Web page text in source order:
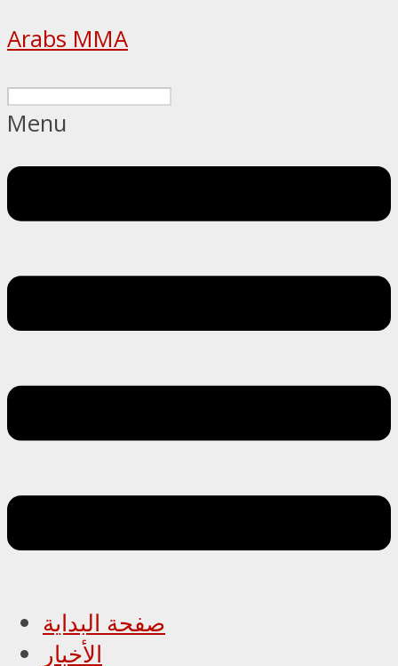
Arabs MMA
Menu
صفحة البداية
الأخبار